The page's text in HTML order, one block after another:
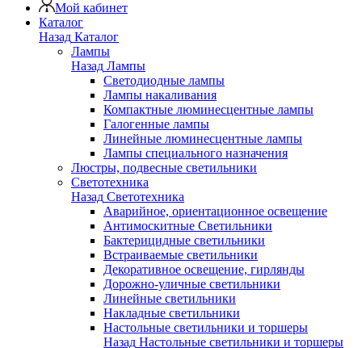
Мой кабинет
Каталог
Назад Каталог
Лампы
Назад Лампы
Светодиодные лампы
Лампы накаливания
Компактные люминесцентные лампы
Галогенные лампы
Линейные люминесцентные лампы
Лампы специального назначения
Люстры, подвесные светильники
Светотехника
Назад Светотехника
Аварийное, ориентационное освещение
Антимоскитные Светильники
Бактерицидные светильники
Встраиваемые светильники
Декоративное освещение, гирлянды
Дорожно-уличные светильники
Линейные светильники
Накладные светильники
Настольные светильники и торшеры
Назад Настольные светильники и торшеры